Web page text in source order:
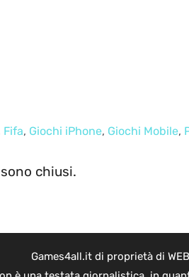
Fifa, Giochi iPhone, Giochi Mobile,
chiusi.
Games4all.it di proprietà di